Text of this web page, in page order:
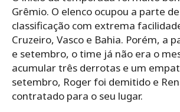
Grêmio. O elenco ocupou a parte
classificação com extrema
Cruzeiro, Vasco e Bahia. Porém, a
e setembro, o time já não era o
acumular três derrotas e um
setembro, Roger foi demitido e
contratado para o seu lugar.